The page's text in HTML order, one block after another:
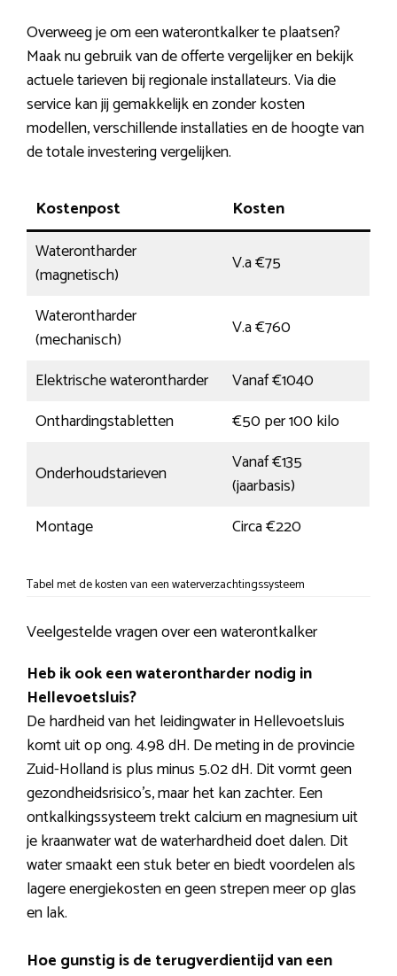
Overweeg je om een waterontkalker te plaatsen?
Maak nu gebruik van de offerte vergelijker en bekijk
actuele tarieven bij regionale installateurs. Via die
service kan jij gemakkelijk en zonder kosten
modellen, verschillende installaties en de hoogte van
de totale investering vergelijken.
Kostenpost
Kosten
Waterontharder
(magnetisch)
V.a €75
Waterontharder
(mechanisch)
V.a €760
Elektrische waterontharder
Vanaf €1040
Onthardingstabletten
€50 per 100 kilo
Onderhoudstarieven
Vanaf €135
(jaarbasis)
Montage
Circa €220
Tabel met de kosten van een waterverzachtingssysteem
Veelgestelde vragen over een waterontkalker
Heb ik ook een waterontharder nodig in
Hellevoetsluis?
De hardheid van het leidingwater in Hellevoetsluis
komt uit op ong. 4.98 dH. De meting in de provincie
Zuid-Holland is plus minus 5.02 dH. Dit vormt geen
gezondheidsrisico’s, maar het kan zachter. Een
ontkalkingssysteem trekt calcium en magnesium uit
je kraanwater wat de waterhardheid doet dalen. Dit
water smaakt een stuk beter en biedt voordelen als
lagere energiekosten en geen strepen meer op glas
en lak.
Hoe gunstig is de terugverdientijd van een